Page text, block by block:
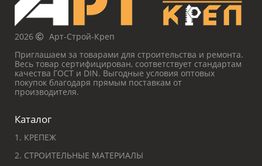
2026
Арт-Строй-Креп
Приглашаем за товарами для строительства и ремонта.
Весь товар сертифицирован, соответствует стандартам
качества ГОСТ и DIN. Выгодные условия оптовых
покупок благодаря прямым поставкам от
производителя.
Каталог
1. КРЕПЕЖ
2. СТРОИТЕЛЬНЫЕ МАТЕРИАЛЫ